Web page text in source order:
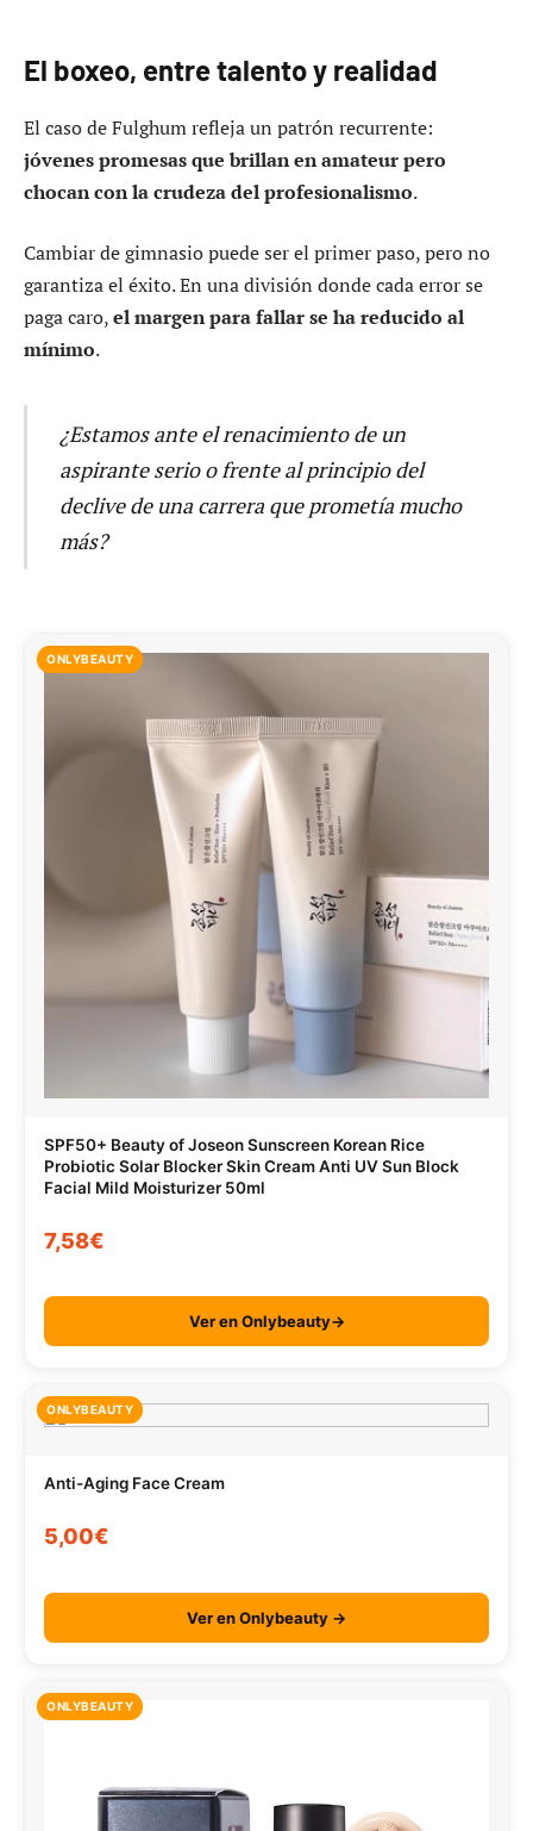
El boxeo, entre talento y realidad
El caso de Fulghum refleja un patrón recurrente:
jóvenes promesas que brillan en amateur pero
chocan con la crudeza del profesionalismo.
Cambiar de gimnasio puede ser el primer paso, pero no
garantiza el éxito. En una división donde cada error se
paga caro,el margen para fallar se ha reducido al
mínimo.
¿Estamos ante el renacimiento de un
aspirante serio o frente al principio del
declive de una carrera que prometía mucho
más?
ONLYBEAUTY
SPF50+ Beauty of Joseon Sunscreen Korean Rice
Probiotic Solar Blocker Skin Cream Anti UV Sun Block
Facial Mild Moisturizer 50ml
7,58€
Ver en Onlybeauty→
ONLYBEAUTY
Anti-Aging Face Cream
5,00€
Ver en Onlybeauty →
ONLYBEAUTY